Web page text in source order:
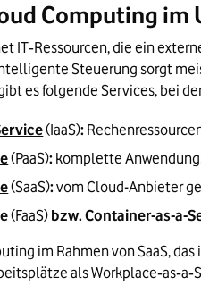
Computing
IT‑Ressourcen, die ein
Steuerung sorgt
es folgende Services, bei
(IaaS):
(PaaS): komplette
(SaaS): vom Cloud-Anbieter
(FaaS) bzw. Container-as-a-
im Rahmen von SaaS,
als